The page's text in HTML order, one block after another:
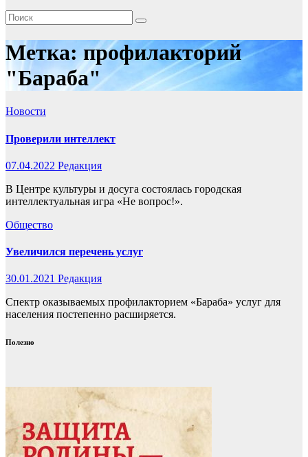
Метка:профилакторий
"Бараба"
Новости
Проверили интеллект
07.04.2022 Редакция
В Центре культуры и досуга состоялась городская
интеллектуальная игра «Не вопрос!».
Общество
Увеличился перечень услуг
30.01.2021 Редакция
Спектр оказываемых профилакторием «Бараба» услуг для
населения постепенно расширяется.
Полезно